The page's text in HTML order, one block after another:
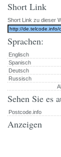
Short Link
Short Link zu dieser
Sprachen:
Englisch
Spanisch
Deutsch
Russisch
Sehen Sie es
Postcode.info
Anzeigen